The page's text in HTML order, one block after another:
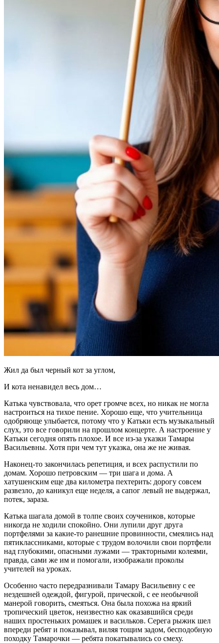
Жил да был черный кот за углом,
И кота ненавидел весь дом…
Катька чувствовала, что орет громче всех, но никак не могла
настроиться на тихое пение. Хорошо еще, что учительница
одобря­юще улыбается, потому что у Катьки есть музыкальный
слух, это все говорили на прошлом концерте. А настроение у
Катьки сегодня опять плохое. И все из-за указки Тамары
Васильевны. Хотя при чем тут указка, она же не живая.
Наконец-то закончилась репетиция, и всех распустили по
домам. Хорошо петровским — три шага и дома. А
хатушенским еще два километра пехтерить: дорогу совсем
развезло, до каникул еще неделя, а сапог левый не выдержал,
потек, зараза.
Катька шагала домой в толпе своих соучеников, которые
никогда не ходили спокойно. Они лупили друг друга
портфелями за какие-то ранешние провинности, смеялись над
пятиклассни­ками, которые с трудом волочили свои портфели
над глубокими, опасными лужами — тракторными колеями,
правда, сами же им и помогали, изображали проколы
учителей на уроках.
Особенно часто передразнивали Тамару Васильевну с ее
нездешней одеждой, фигурой, прической, с ее необычной
манерой говорить, смеяться. Она была похожа на яркий
тропический цветок, неизвестно как оказавшийся среди
наших простеньких ромашек и васильков. Серега рыжик шел
впереди ребят и показывал, виляя тощим задом, бесподобную
походку Тамарочки — ребята покатывались со смеху.